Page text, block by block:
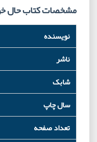
مشخصات کتاب حال
نویسنده
ناشر
شابک
سال چاپ
تعداد صفحه